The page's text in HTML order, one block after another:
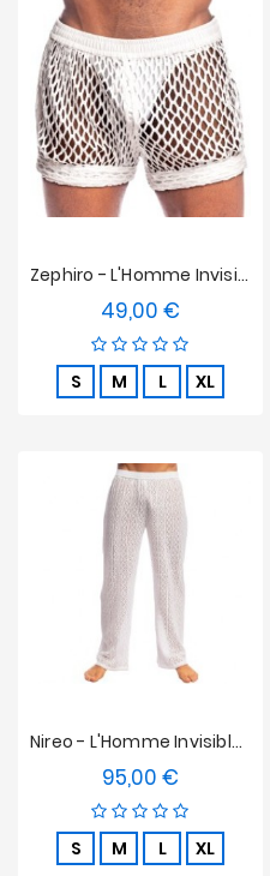
Zephiro - L'Homme Invisible Pantalones Cortos Blancos
49,00 €
S M L XL
Nireo - L'Homme Invisible Pantalones
95,00 €
S M L XL